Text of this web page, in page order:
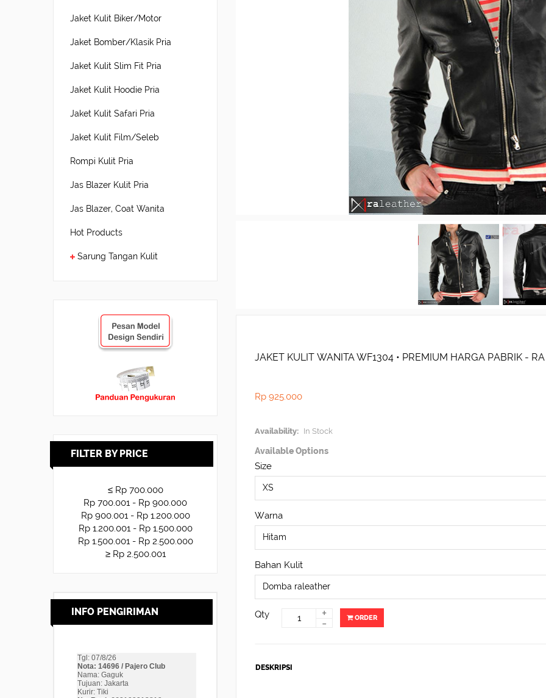
Jaket Kulit Biker/Motor
Jaket Bomber/Klasik Pria
Jaket Kulit Slim Fit Pria
Jaket Kulit Hoodie Pria
Jaket Kulit Safari Pria
Jaket Kulit Film/Seleb
Rompi Kulit Pria
Jas Blazer Kulit Pria
Jas Blazer, Coat Wanita
Hot Products
Sarung Tangan Kulit
FILTER BY PRICE
≤ Rp 700.000
Rp 700.001 - Rp 900.000
Rp 900.001 - Rp 1.200.000
Rp 1.200.001 - Rp 1.500.000
Rp 1.500.001 - Rp 2.500.000
≥ Rp 2.500.001
INFO PENGIRIMAN
JAKET KULIT WANITA WF1304 • PREMIUM HARGA PABRIK -
Rp 925.000
Availability: In Stock
Available Options
Size
Warna
Bahan Kulit
Qty +
- ORDER
DESKRIPSI